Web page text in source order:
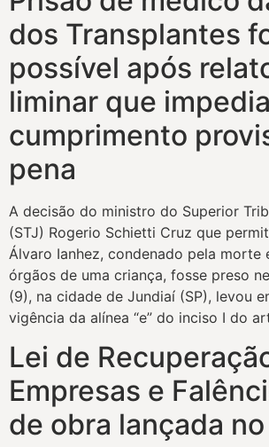
dos Transplantes
possível após
liminar que impedia
cumprimento
pena
A decisão do ministro do Superior
(STJ) Rogerio Schietti Cruz que
Álvaro Ianhez, condenado pela morte
órgãos de uma criança, fosse preso
(9), na cidade de Jundiaí (SP), levou
vigência da alínea “e” do inciso I do
Lei de
Empresas e
de obra lançada no